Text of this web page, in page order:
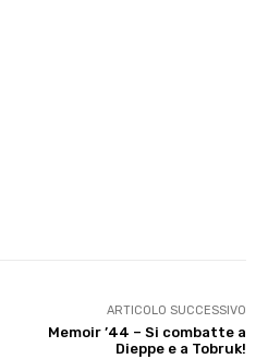
ARTICOLO SUCCESSIVO
Memoir ’44 – Si combatte a
Dieppe e a Tobruk!